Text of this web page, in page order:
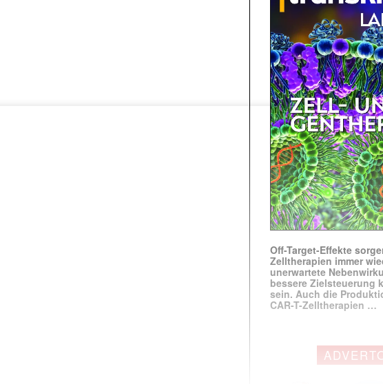
Off-Target-Effekte
Zelltherapien immer
unerwartete
bessere Zielsteuerung
sein. Auch die
CAR-T-Zelltherapien …